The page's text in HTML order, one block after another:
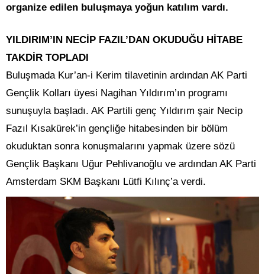
organize edilen buluşmaya yoğun katılım vardı.
YILDIRIM’IN NECİP FAZIL’DAN OKUDUĞU HİTABE
TAKDİR TOPLADI
Buluşmada Kur’an-i Kerim tilavetinin ardından AK Parti
Gençlik Kolları üyesi Nagihan Yıldırım’ın programı
sunuşuyla başladı. AK Partili genç Yıldırım şair Necip
Fazıl Kısakürek’in gençliğe hitabesinden bir bölüm
okuduktan sonra konuşmalarını yapmak üzere sözü
Gençlik Başkanı Uğur Pehlivanoğlu ve ardından AK Parti
Amsterdam SKM Başkanı Lütfi Kılınç’a verdi.